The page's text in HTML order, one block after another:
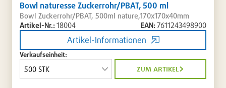
Bowl naturesse Zuckerrohr/PBAT, 500 ml
Bowl Zuckerrohr/PBAT, 500ml nature,170x170x40mm
Artikel-Nr.:18004 EAN:7611243498900
Artikel-Informationen
Verkaufseinheit:
zum artikel